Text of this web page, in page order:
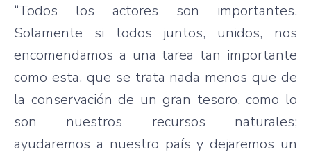
“Todos los actores son importantes.
Solamente si todos juntos, unidos, nos
encomendamos a una tarea tan importante
como esta, que se trata nada menos que de
la conservación de un gran tesoro, como lo
son nuestros recursos naturales;
ayudaremos a nuestro país y dejaremos un